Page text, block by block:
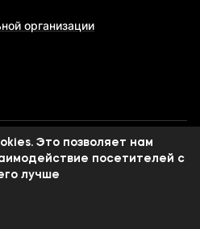
организации
юридический
Это позволяет нам
посетителей с
лучше